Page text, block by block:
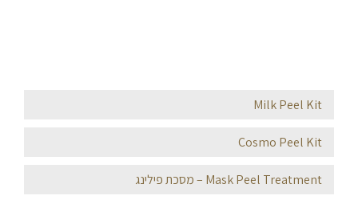
Milk Peel Kit
Cosmo Peel Kit
Mask Peel Treatment – מסכת פילינג